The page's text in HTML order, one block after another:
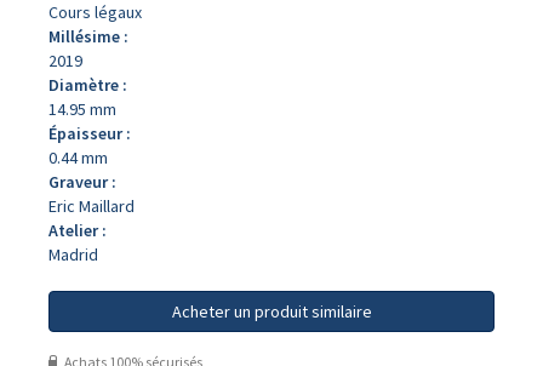
Cours légaux
Millésime :
2019
Diamètre :
14.95 mm
Épaisseur :
0.44 mm
Graveur :
Eric Maillard
Atelier :
Madrid
Acheter un produit similaire
Achats 100% sécurisés